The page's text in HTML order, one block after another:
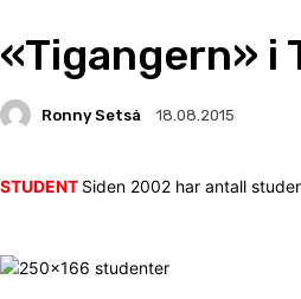
«Tigangern» i
Ronny Setså 18.08.2015
STUDENT Siden 2002 har antall